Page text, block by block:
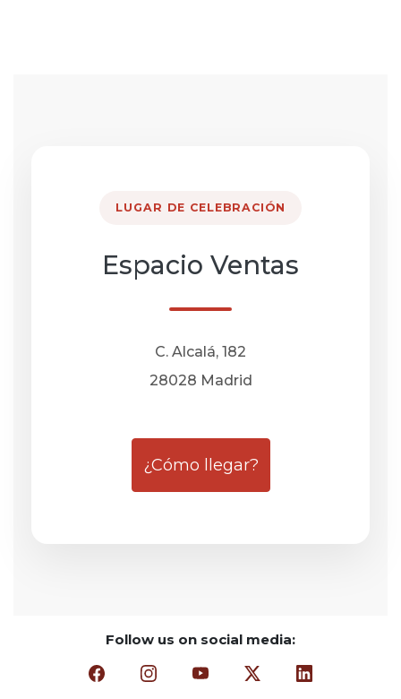
LUGAR DE CELEBRACIÓN
Espacio Ventas
C. Alcalá, 182
28028 Madrid
¿Cómo llegar?
Follow us on social media:
facebook (opens in a new window)
instagram (opens in a new window)
youtube (opens in a new
twitter-x (opens in a
linkedin